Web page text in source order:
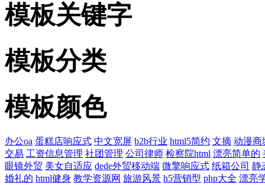
模板关键字
模板分类
模板颜色
办公oa 蛋糕店响应式 中文宽屏 b2b行业 html5简约 文摘 动漫商
交易 工资信息管理 社团管理 公司律师 检察院html 漂亮简单的
眼镜外贸 美女自适应 dede外贸移动端 微擎响应式 纸箱公司 静
婚礼的 html健身 教学资源网 旅游风景 h5营销型 php大全 漂亮